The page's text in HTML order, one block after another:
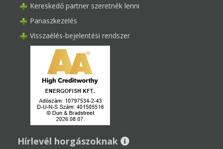
Kereskedő partner szeretnék lenni
Panaszkezelés
Visszaélés-bejelentési rendszer
Hírlevél horgászoknak